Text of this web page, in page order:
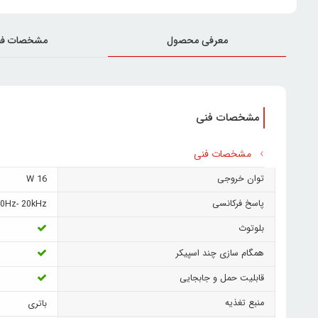
معرفی محصول مشخصات
مشخصات فنی
مشخصات فنی
توان خروجی
16 W
پاسخ فرکانسی
20kHz
بلوتوث
همگام سازی چند اسپیکر
قابلیت حمل و جابجایی
منبع تغذیه
باتری